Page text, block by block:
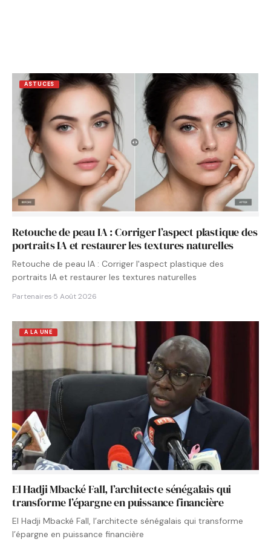
ASTUCES
Retouche de peau IA : Corriger l’aspect plastique des
portraits IA et restaurer les textures naturelles
Retouche de peau IA : Corriger l'aspect plastique des
portraits IA et restaurer les textures naturelles
Partenaires·5 Août 2026
A LA UNE
El Hadji Mbacké Fall, l’architecte sénégalais qui
transforme l’épargne en puissance financière
El Hadji Mbacké Fall, l’architecte sénégalais qui transforme
l’épargne en puissance financière